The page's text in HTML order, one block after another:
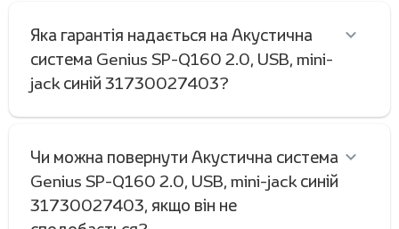
Яка гарантія надається на Акустична
система Genius SP-Q160 2.0, USB, mini-
jack синій 31730027403?
Чи можна повернути Акустична система
Genius SP-Q160 2.0, USB, mini-jack синій
31730027403, якщо він не